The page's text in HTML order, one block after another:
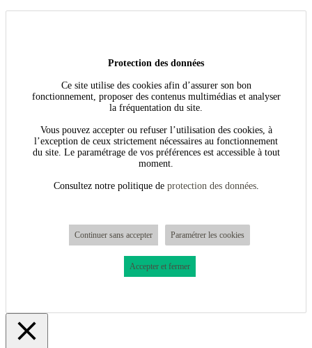
Protection des données
Ce site utilise des cookies afin d’assurer son bon
fonctionnement, proposer des contenus multimédias et analyser
la fréquentation du site.
Vous pouvez accepter ou refuser l’utilisation des cookies, à
l’exception de ceux strictement nécessaires au fonctionnement
du site. Le paramétrage de vos préférences est accessible à tout
moment.
Consultez notre politique de protection des données.
Continuer sans accepter Paramétrer les cookies
Accepter et fermer